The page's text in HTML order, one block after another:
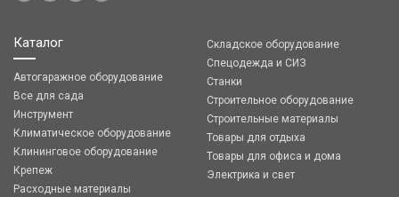
Каталог
Автогаражное оборудование
Все для сада
Инструмент
Климатическое оборудование
Клининговое оборудование
Крепеж
Расходные материалы
Складское оборудование
Спецодежда и СИЗ
Станки
Строительное оборудование
Строительные материалы
Товары для отдыха
Товары для офиса и дома
Электрика и свет